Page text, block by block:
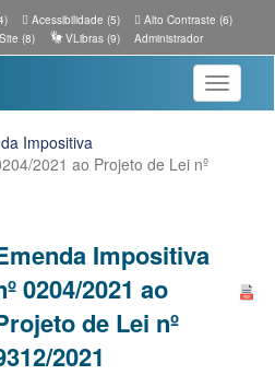
Acessibilidade (5)
Alto Contraste (6)
(8) VLibras (9) Administrador
Toggle
Impositiva
2021 ao Projeto de Lei nº
Impositiva
0204/2021 ao
de Lei nº
2021